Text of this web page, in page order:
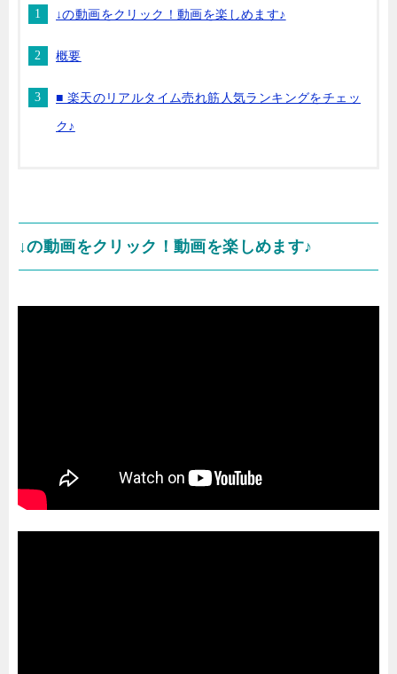
↓の動画をクリック！動画を楽しめます♪
概要
■ 楽天のリアルタイム売れ筋人気ランキングをチェッ
ク♪
↓の動画をクリック！動画を楽しめます♪